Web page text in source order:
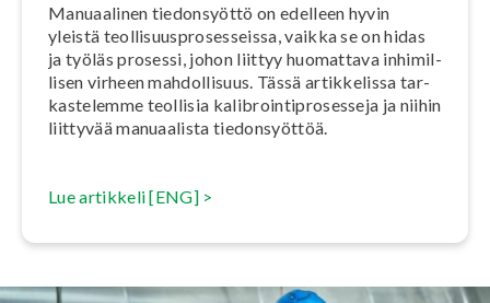
Manuaalinen tie­don­syöt­tö on edelleen hyvin
yleistä teol­li­suuspro­ses­seis­sa, vaikka se on hidas
ja työläs prosessi, johon liittyy huomattava in­hi­mil­
li­sen virheen mah­dol­li­suus. Tässä ar­tik­ke­lis­sa tar­
kas­te­lem­me teollisia ka­libroin­tipro­ses­se­ja ja niihin
liittyvää manuaalista tie­don­syöt­töä.
Lue artikkeli [ENG] >